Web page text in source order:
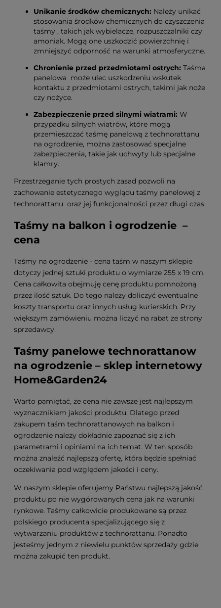
Unikanie środków chemicznych: Należy unikać
stosowania środków chemicznych do czyszczenia
taśmy , takich jak wybielacze, rozpuszczalniki czy
amoniak. Mogą one uszkodzić powierzchnię i
zmniejszyć odporność na warunki atmosferyczne.
Chronienie przed przedmiotami ostrych: Taśma
panelowa może ulec uszkodzeniu wskutek
kontaktu z przedmiotami ostrych, takimi jak noże
czy nożyce.
Zabezpieczenie przed silnymi wiatrami: W
przypadku silnych wiatrów, które mogą
przemieszczać taśmę panelową z technorattanu
na ogrodzenie, można zastosować specjalne
zabezpieczenia, takie jak uchwyty lub specjalne
klamry.
Przestrzeganie tych prostych zasad pozwoli na
zachowanie estetycznego wyglądu taśmy panelowej z
technorattanu oraz jej funkcjonalności przez długi czas.
Taśmy na balkon i ogrodzenie –
cena
Taśmy na ogrodzenie - cena taśm w naszym sklepie
dotyczy jednej sztuki produktu o wymiarze 255 x 19 cm.
Cena całkowita obejmuję cenę produktu pomnożoną
przez ilość sztuk. Do tego należy doliczyć ewentualne
koszty transportu oraz innych usług kurierskich. Przy
większym zamówieniu można liczyć na rabat ze strony
sprzedawcy.
Taśmy panelowe technorattanow
na ogrodzenie – sklep internetowy
Home&Garden24
Warto pamiętać, że cena nie zawsze jest najlepszym
wyznacznikiem jakości produktu. Dlatego przed
zakupem taśm technorattanowych na balkon i
ogrodzenie należy dokładnie zapoznać się z ich
parametrami i opiniami na ich temat. W ten sposób
można znaleźć najlepszą ofertę, która będzie spełniać
oczekiwania pod względem jakości i ceny.
W naszym sklepie oferujemy Państwu najlepszą jakość
produktu po nie wygórowanych cena jak na warunki
rynkowe. Taśmy całkowicie produkowane są przez
polskiego producenta specjalizującego się z
wytwarzaniu produktów z technorattanu. Ponadto
jesteśmy jednym z niewielu punktów sprzedaży gdzie
można zakupić ten produkt.